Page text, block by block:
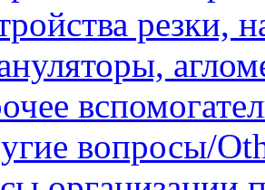
резки,
вопросы/